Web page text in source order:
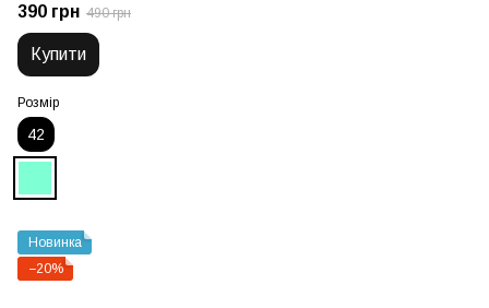
390 грн 490 грн
Купити
Розмір
42
Новинка
−20%